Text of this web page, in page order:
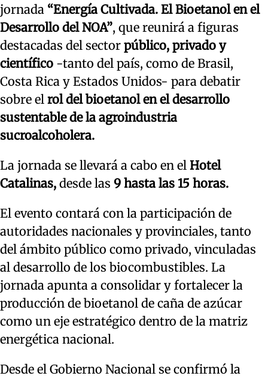
jornada “Energía Cultivada. El Bioetanol en el
Desarrollo del NOA”, que reunirá a figuras
destacadas del sector público, privado y
científico -tanto del país, como de Brasil,
Costa Rica y Estados Unidos- para debatir
sobre el rol del bioetanol en el desarrollo
sustentable de la agroindustria
sucroalcoholera.
La jornada se llevará a cabo en el Hotel
Catalinas, desde las 9 hasta las 15 horas.
El evento contará con la participación de
autoridades nacionales y provinciales, tanto
del ámbito público como privado, vinculadas
al desarrollo de los biocombustibles. La
jornada apunta a consolidar y fortalecer la
producción de bioetanol de caña de azúcar
como un eje estratégico dentro de la matriz
energética nacional.
Desde el Gobierno Nacional se confirmó la